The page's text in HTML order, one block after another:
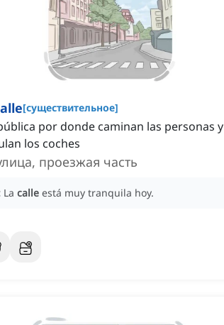
[существительное]
por donde caminan las personas y
los coches
проезжая часть
La calle está muy tranquila hoy.